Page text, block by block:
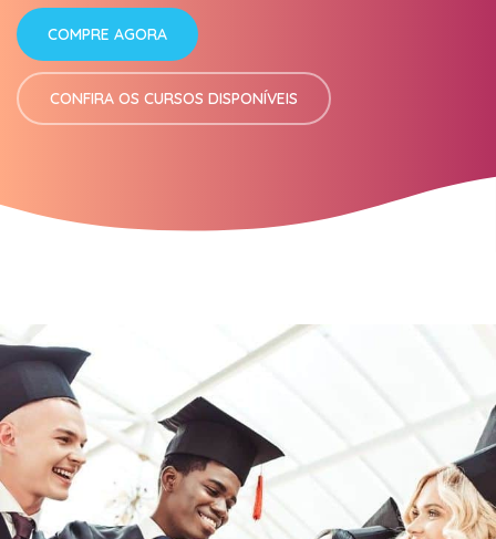
COMPRE AGORA
CONFIRA OS CURSOS DISPONÍVEIS